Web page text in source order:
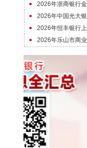
2026年浙商银行
面试通知
2026年中国光大
线下终面通知(扬州)
2026年恒丰银行
线下终面面试通知
2026年乐山市商